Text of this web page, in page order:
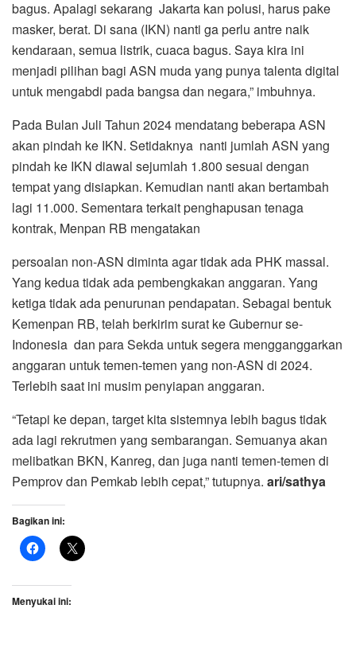
bagus. Apalagi sekarang Jakarta kan polusi, harus pake
masker, berat. Di sana (IKN) nanti ga perlu antre naik
kendaraan, semua listrik, cuaca bagus. Saya kira ini
menjadi pilihan bagi ASN muda yang punya talenta digital
untuk mengabdi pada bangsa dan negara,” imbuhnya.
Pada Bulan Juli Tahun 2024 mendatang beberapa ASN
akan pindah ke IKN. Setidaknya nanti jumlah ASN yang
pindah ke IKN diawal sejumlah 1.800 sesuai dengan
tempat yang disiapkan. Kemudian nanti akan bertambah
lagi 11.000. Sementara terkait penghapusan tenaga
kontrak, Menpan RB mengatakan
persoalan non-ASN diminta agar tidak ada PHK massal.
Yang kedua tidak ada pembengkakan anggaran. Yang
ketiga tidak ada penurunan pendapatan. Sebagai bentuk
Kemenpan RB, telah berkirim surat ke Gubernur se-
Indonesia dan para Sekda untuk segera mengganggarkan
anggaran untuk temen-temen yang non-ASN di 2024.
Terlebih saat ini musim penyiapan anggaran.
“Tetapi ke depan, target kita sistemnya lebih bagus tidak
ada lagi rekrutmen yang sembarangan. Semuanya akan
melibatkan BKN, Kanreg, dan juga nanti temen-temen di
Pemprov dan Pemkab lebih cepat,” tutupnya. ari/sathya
Bagikan ini:
Menyukai ini: